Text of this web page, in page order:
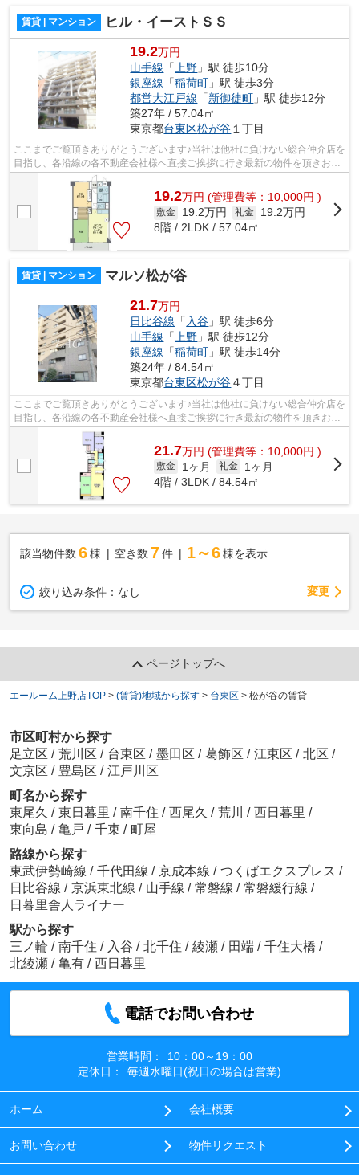
賃貸 | マンション ヒル・イーストＳＳ
19.2万円
山手線 「 上野 」駅 徒歩10分
銀座線 「稲荷町 」駅 徒歩3分
都営大江戸線 「新御徒町 」駅 徒歩12分
築27年 / 57.04㎡
東京都台東区松が谷 １丁目
ここまでご覧頂きありがとうございます♪当社は他社に負けない総合仲介店を
目指し、各沿線の各不動産会社様へ直接ご挨拶に行き最新の物件を頂きお客
様へ提供しております！最新の情報は...
19.2万円 (管理費等：10,000円 )
敷金 19.2万円 礼金
19.2万円
8階 / 2LDK / 57.04㎡
賃貸 | マンション マルソ松が谷
21.7万円
日比谷線 「 入谷 」駅 徒歩6分
山手線 「上野 」駅 徒歩12分
銀座線 「稲荷町 」駅 徒歩14分
築24年 / 84.54㎡
東京都台東区松が谷４丁目
ここまでご覧頂きありがとうございます♪当社は他社に負けない総合仲介店を
目指し、各沿線の各不動産会社様へ直接ご挨拶に行き最新の物件を頂きお客
様へ提供しております！最新の情報は...
21.7万円 (管理費等：10,000円 )
敷金 1ヶ月 礼金
1ヶ月
4階 / 3LDK / 84.54㎡
該当物件数 6棟 空き数 7 件 1～6 棟を表示
絞り込み条件： なし 変更
ページトップへ
エールーム上野店TOP > (賃貸)地域から探す > 台東区 > 松が谷の賃貸
市区町村から探す
足立区 / 荒川区 / 台東区 / 墨田区 / 葛飾区 / 江東区 / 北区 /
文京区 / 豊島区 / 江戸川区
町名から探す
東尾久 / 東日暮里 / 南千住 / 西尾久 / 荒川 / 西日暮里 /
東向島 / 亀戸 / 千束 / 町屋
路線から探す
東武伊勢崎線 / 千代田線 / 京成本線 / つくばエクスプレス /
日比谷線 / 京浜東北線 / 山手線 / 常磐線 / 常磐緩行線 /
日暮里舎人ライナー
駅から探す
三ノ輪 / 南千住 / 入谷 / 北千住 / 綾瀬 / 田端 / 千住大橋 /
北綾瀬 / 亀有 / 西日暮里
電話でお問い合わせ
営業時間：
10：00～19：00
定休日：
毎週水曜日(祝日の場合は営業)
ホーム 会社概要
お問い合わせ 物件リクエスト